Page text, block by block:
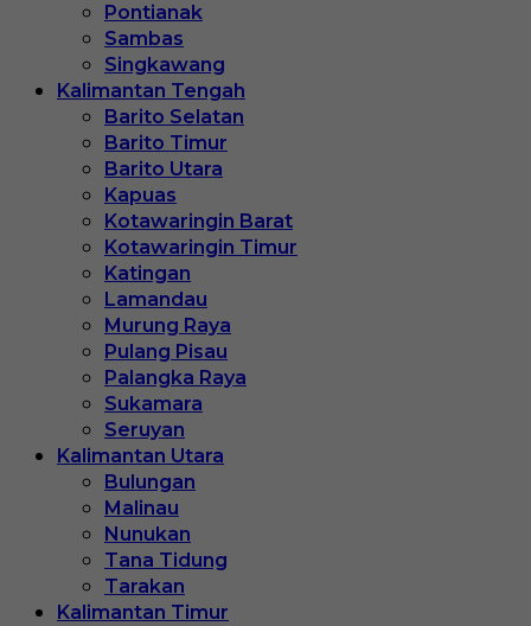
Pontianak
Sambas
Singkawang
Kalimantan Tengah
Barito Selatan
Barito Timur
Barito Utara
Kapuas
Kotawaringin Barat
Kotawaringin Timur
Katingan
Lamandau
Murung Raya
Pulang Pisau
Palangka Raya
Sukamara
Seruyan
Kalimantan Utara
Bulungan
Malinau
Nunukan
Tana Tidung
Tarakan
Kalimantan Timur